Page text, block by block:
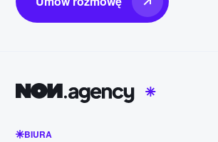
BIURA